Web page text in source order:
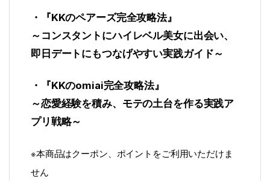
・『KKのペアーズ完全攻略法』
～コンスタントにハイレベル美女に出会い、
即日デートにもつなげやすい実践ガイド～
・『KKのomiai完全攻略法』
～恋愛経験を積み、モテの土台を作る実践ア
プリ戦略～
※本商品はクーポン、ポイントをご利用いただけま
せん